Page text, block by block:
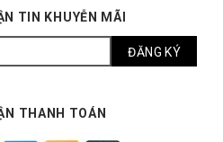
TIN KHUYỄN MÃI
THANH TOÁN